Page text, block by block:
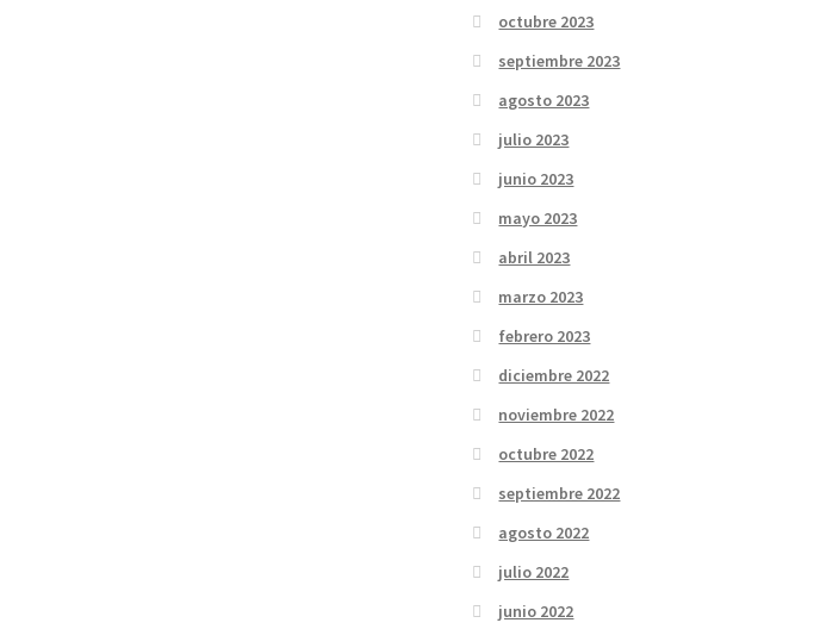
octubre 2023
septiembre 2023
agosto 2023
julio 2023
junio 2023
mayo 2023
abril 2023
marzo 2023
febrero 2023
diciembre 2022
noviembre 2022
octubre 2022
septiembre 2022
agosto 2022
julio 2022
junio 2022